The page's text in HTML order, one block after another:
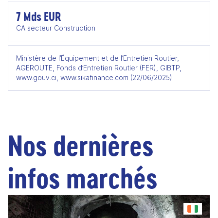
7 Mds EUR
CA secteur Construction
Ministère de l’Équipement et de l’Entretien Routier,
AGEROUTE, Fonds d’Entretien Routier (FER), GIBTP,
www.gouv.ci, www.sikafinance.com (22/06/2025)
Nos dernières
infos marchés